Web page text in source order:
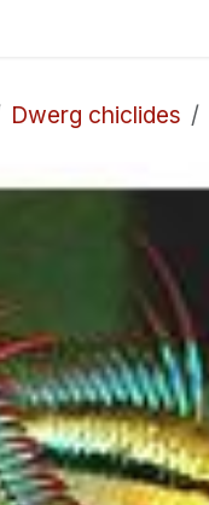
Dwerg chiclides